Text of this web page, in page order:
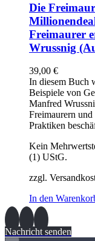
Die
Freimaurer
Wrussnig
39,00 €
In diesem Buch
Beispiele von
Manfred
Freimaurern
Praktiken
Kein
(1) UStG.
zzgl.
In den
Nachricht senden